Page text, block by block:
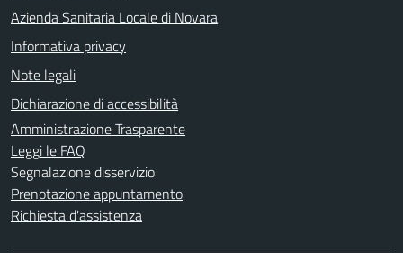
Azienda Sanitaria Locale di Novara
Informativa privacy
Note legali
Dichiarazione di accessibilità
Amministrazione Trasparente
Leggi le FAQ
Segnalazione disservizio
Prenotazione appuntamento
Richiesta d'assistenza